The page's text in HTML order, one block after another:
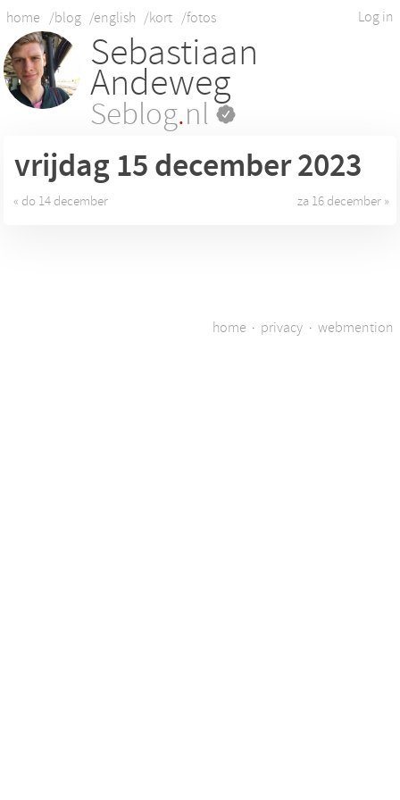
Log in
home /blog /english /kort /fotos
Sebastiaan
Andeweg
Seblog.nl
vrijdag 15december 2023
« do 14 december za 16 december »
home · privacy · webmention